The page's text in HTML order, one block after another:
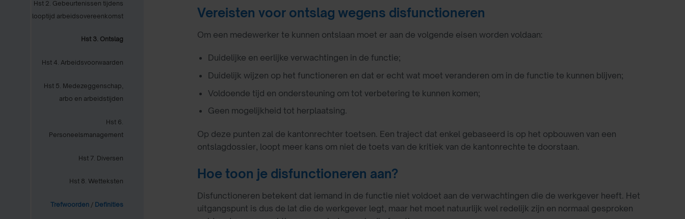
Hst 2. Gebeurtenissen tijdens
looptijd arbeidsovereenkomst
Hst 3. Ontslag
Hst 4. Arbeidsvoorwaarden
Hst 5. Medezeggenschap,
arbo en arbeidstijden
Hst 6.
Personeelsmanagement
Hst 7. Diversen
Hst 8. Wetteksten
Trefwoorden / Definities
Vereisten voor ontslag wegens disfunctioneren
Om een medewerker te kunnen ontslaan moet er aan de volgende eisen worden voldaan:
Duidelijke en eerlijke verwachtingen in de functie;
Duidelijk wijzen op het functioneren en dat er echt wat moet veranderen om in de functie te kunnen blijven;
Voldoende tijd en ondersteuning om tot verbetering te kunnen komen;
Geen mogelijkheid tot herplaatsing.
Op deze punten zal de kantonrechter toetsen. Een traject dat enkel gebaseerd is op het opbouwen van een
ontslagdossier, loopt meer kans om niet de toets van de kritiek van de kantonrechte te doorstaan.
Hoe toon je disfunctioneren aan?
Disfunctioneren betekent dat iemand in de functie niet voldoet aan de verwachtingen die de werkgever heeft. Het
uitgangspunt is dus de lat die de werkgever legt, maar het moet natuurlijk wel redelijk zijn en normaal gesproken